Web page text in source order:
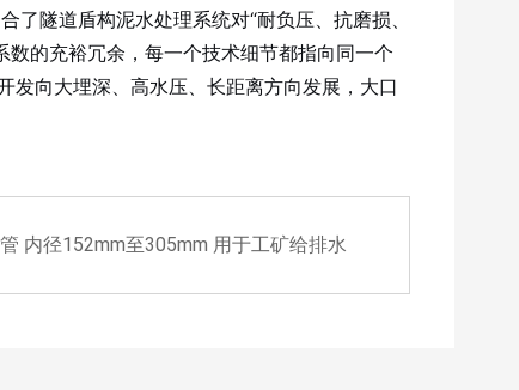
了隧道盾构泥水处理系统对“耐负压、抗磨损、
的充裕冗余，每一个技术细节都指向同一个
发向大埋深、高水压、长距离方向发展，大口
内径152mm至305mm 用于工矿给排水